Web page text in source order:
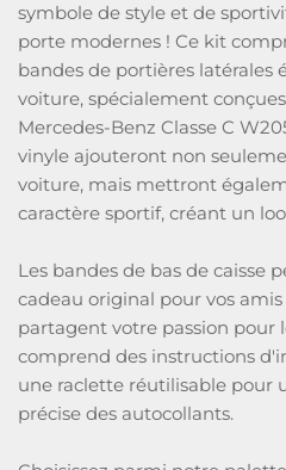
symbole de style et de
porte modernes ! Ce kit
bandes de portières latérales
voiture, spécialement
Mercedes-Benz Classe C
vinyle ajouteront non
voiture, mais mettront
caractère sportif, créant un
Les bandes de bas de caisse
cadeau original pour vos
partagent votre passion pour
comprend des instructions
une raclette réutilisable pour
précise des autocollants.